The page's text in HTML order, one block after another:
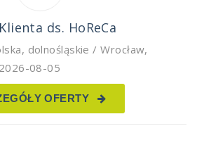
ds. HoReCa
, dolnośląskie / Wrocław,
2026-08-05
OFERTY